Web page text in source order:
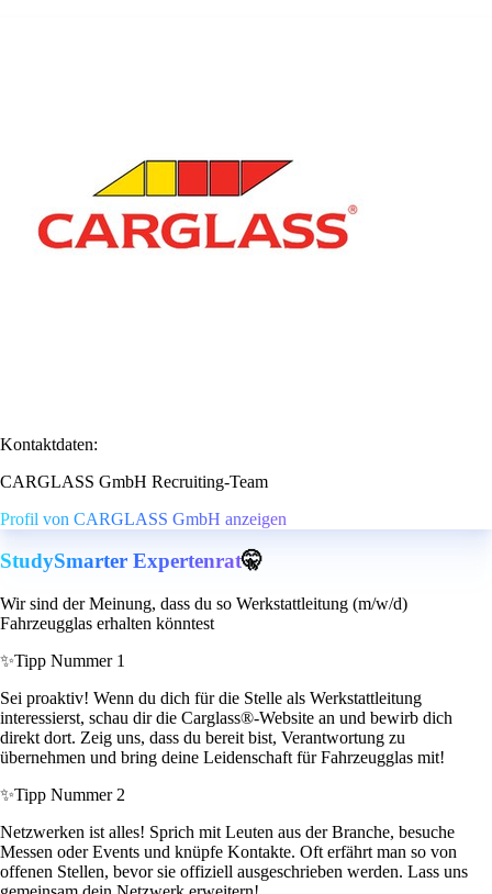
Kontaktdaten:
CARGLASS GmbH Recruiting-Team
Profil von CARGLASS GmbH anzeigen
StudySmarter Expertenrat🤫
Wir sind der Meinung, dass du so Werkstattleitung (m/w/d)
Fahrzeugglas erhalten könntest
✨Tipp Nummer 1
Sei proaktiv! Wenn du dich für die Stelle als Werkstattleitung
interessierst, schau dir die Carglass®-Website an und bewirb dich
direkt dort. Zeig uns, dass du bereit bist, Verantwortung zu
übernehmen und bring deine Leidenschaft für Fahrzeugglas mit!
✨Tipp Nummer 2
Netzwerken ist alles! Sprich mit Leuten aus der Branche, besuche
Messen oder Events und knüpfe Kontakte. Oft erfährt man so von
offenen Stellen, bevor sie offiziell ausgeschrieben werden. Lass uns